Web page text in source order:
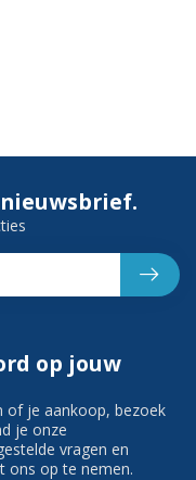
op jouw
of je aankoop, bezoek
je onze
vragen en
ons op te nemen.